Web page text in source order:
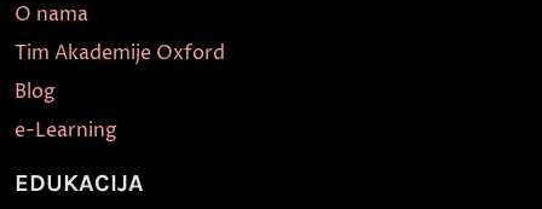
O nama
Tim Akademije Oxford
Blog
e-Learning
EDUKACIJA